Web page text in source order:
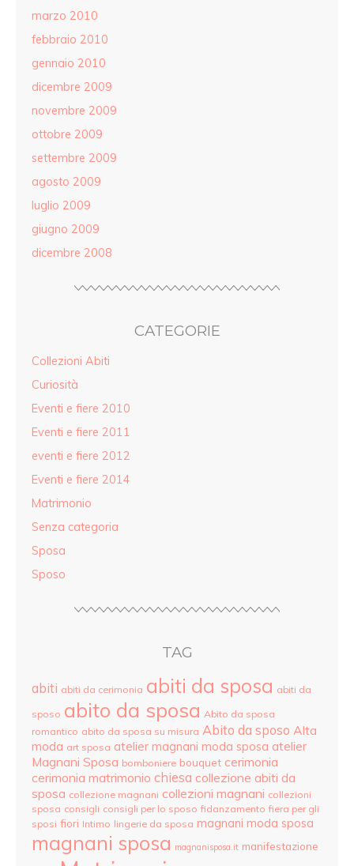
marzo 2010
febbraio 2010
gennaio 2010
dicembre 2009
novembre 2009
ottobre 2009
settembre 2009
agosto 2009
luglio 2009
giugno 2009
dicembre 2008
CATEGORIE
Collezioni Abiti
Curiosità
Eventi e fiere 2010
Eventi e fiere 2011
eventi e fiere 2012
Eventi e fiere 2014
Matrimonio
Senza categoria
Sposa
Sposo
TAG
abiti abiti da cerimonia abiti da sposa abiti da
sposo abito da sposa Abito da sposa
romantico abito da sposa su misura Abito da sposo Alta
moda art sposa atelier magnani moda sposa atelier
Magnani Sposa bomboniere bouquet cerimonia
cerimonia matrimonio chiesa collezione abiti da
sposa collezione magnani collezioni magnani collezioni
sposa consigli consigli per lo sposo fidanzamento fiera per gli
sposi fiori Intimo lingerie da sposa magnani moda sposa
magnani sposa magnanisposa.it manifestazione